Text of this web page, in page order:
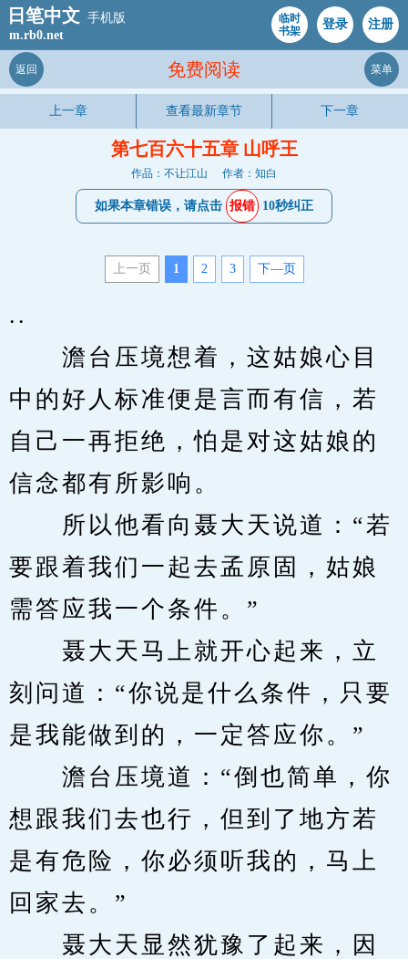
日笔中文 手机版
m.rb0.net
临时
书架
登录 注册
免费阅读
返回 菜单
上一章 查看最新章节 下一章
第七百六十五章 山呼王
作品：不让江山 作者：知白
如果本章错误，请点击 报错 10秒纠正
上一页 1 2 3 下—页
..
澹台压境想着，这姑娘心目
中的好人标准便是言而有信，若
自己一再拒绝，怕是对这姑娘的
信念都有所影响。
所以他看向聂大天说道：“若
要跟着我们一起去孟原固，姑娘
需答应我一个条件。”
聂大天马上就开心起来，立
刻问道：“你说是什么条件，只要
是我能做到的，一定答应你。”
澹台压境道：“倒也简单，你
想跟我们去也行，但到了地方若
是有危险，你必须听我的，马上
回家去。”
聂大天显然犹豫了起来，因